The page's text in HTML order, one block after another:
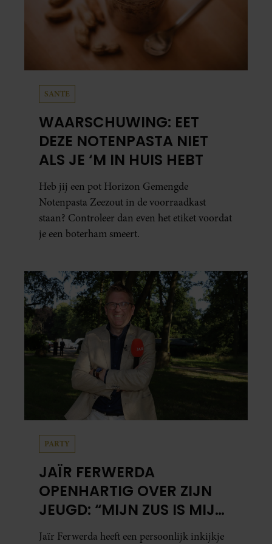
SANTE
WAARSCHUWING: EET
DEZE NOTENPASTA NIET
ALS JE ‘M IN HUIS HEBT
Heb jij een pot Horizon Gemengde
Notenpasta Zeezout in de voorraadkast
staan? Controleer dan even het etiket voordat
je een boterham smeert.
PARTY
JAÏR FERWERDA
OPENHARTIG OVER ZIJN
JEUGD: “MIJN ZUS IS MIJN
MORELE KOMPAS”
Jaïr Ferwerda heeft een persoonlijk inkijkje